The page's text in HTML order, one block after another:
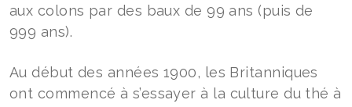
aux colons par des baux de 99 ans (puis de
999 ans).
Au début des années 1900, les Britanniques
ont commencé à s’essayer à la culture du thé à